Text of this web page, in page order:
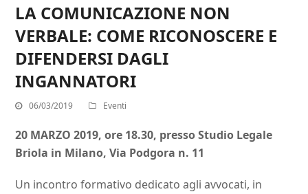
LA COMUNICAZIONE NON
VERBALE: COME RICONOSCERE E
DIFENDERSI DAGLI
INGANNATORI
06/03/2019 Eventi
20 MARZO 2019, ore 18.30, presso Studio Legale
Briola in Milano, Via Podgora n. 11
Un incontro formativo dedicato agli avvocati, in